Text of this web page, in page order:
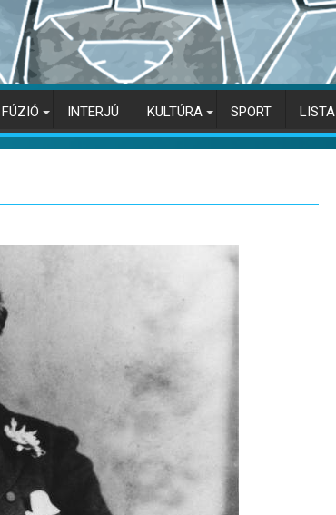
FÚZIÓ INTERJÚ KULTÚRA SPORT LISTA